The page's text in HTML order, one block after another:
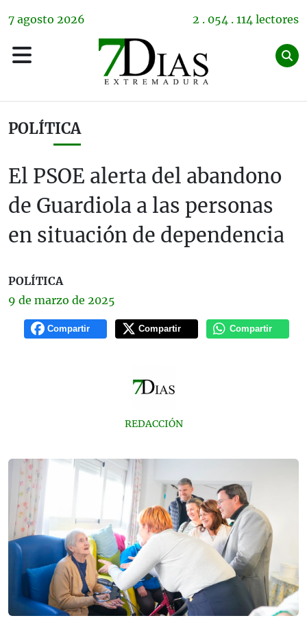
7 agosto 2026 2 . 054 . 114 lectores
POLÍTICA
El PSOE alerta del abandono
de Guardiola a las personas
en situación de dependencia
POLÍTICA
9 de marzo de 2025
Compartir Compartir Compartir
REDACCIÓN